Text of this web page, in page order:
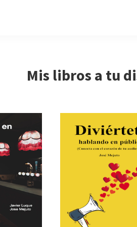
Mis libros a tu